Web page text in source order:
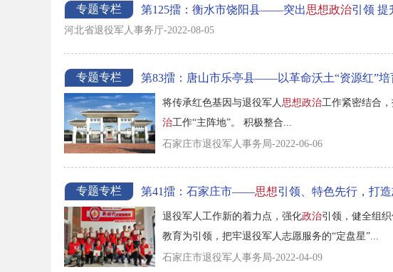
专题专栏 第125擂：衡水市饶阳县——突出思想政治引领 提
河北省退役军人事务厅-2022-08-05
专题专栏 第83擂：唐山市乐亭县——以革命沃土“资源红”培
将传承红色基因与退役军人思想政治工作紧密结合
治工作“主阵地”。 积极整合...
石家庄市退役军人事务局-2022-06-06
专题专栏 第41擂：石家庄市——思想引领、特色先行，打
退役军人工作新的着力点，强化政治引领，健全组
教育为引领，把牢退役军人志愿服务的“定盘星”...
石家庄市退役军人事务局-2022-04-09